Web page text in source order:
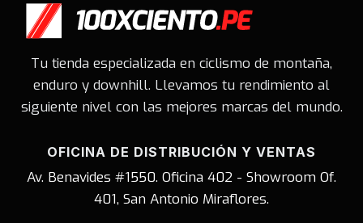
Tu tienda especializada en ciclismo de montaña,
enduro y downhill. Llevamos tu rendimiento al
siguiente nivel con las mejores marcas del mundo.
OFICINA DE DISTRIBUCIÓN Y VENTAS
Av. Benavides #1550. Oficina 402 - Showroom Of.
401, San Antonio Miraflores.